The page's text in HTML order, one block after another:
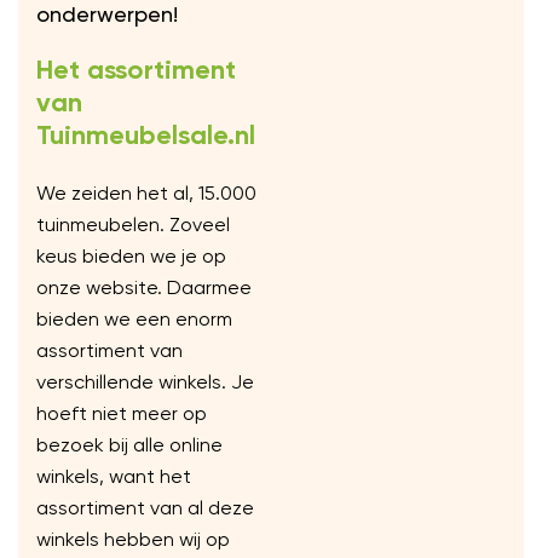
onderwerpen!
Het assortiment
van
Tuinmeubelsale.nl
We zeiden het al, 15.000
tuinmeubelen. Zoveel
keus bieden we je op
onze website. Daarmee
bieden we een enorm
assortiment van
verschillende winkels. Je
hoeft niet meer op
bezoek bij alle online
winkels, want het
assortiment van al deze
winkels hebben wij op